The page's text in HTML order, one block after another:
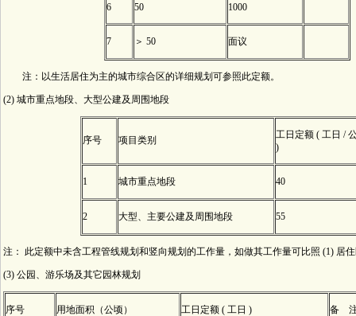
6 50 1000
7 ＞ 50 面议
注：以生活居住为主的城市综合区的详细规划可参照此定额。
(2) 城市重点地段、大型公建及周围地段
序号 项目类别
工日定额 ( 工日 /
)
1 城市重点地段 40
2 大型、主要公建及周围地段 55
注： 此定额中未含工程管线规划和竖向规划的工作量，如做其工作量可比照 (1) 居
(3) 公园、游乐场及其它园林规划
序号 用地面积（公顷） 工日定额 ( 工日 ) 备